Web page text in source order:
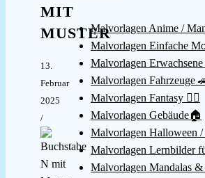
MIT
MUSTER
13.
Februar
2025
/
Malvorlagen Anime /
Malvorlagen Einfache
Malvorlagen Erwachsene
Malvorlagen Fahrzeuge
Malvorlagen Fantasy 🧚‍♀️
Malvorlagen Gebäude🏠
Malvorlagen Halloween /
Malvorlagen Lernbilder
Malvorlagen Mandalas